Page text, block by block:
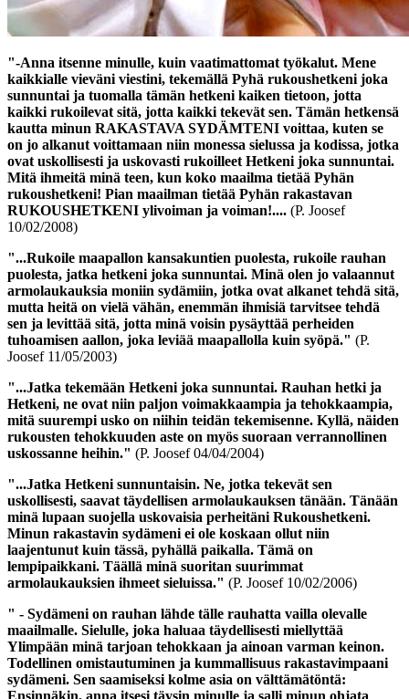
"-Anna itsenne minulle, kuin vaatimattomat työkalut. Mene
kaikkialle vieväni viestini, tekemällä Pyhä rukoushetkeni joka
sunnuntai ja tuomalla tämän hetkeni kaiken tietoon, jotta
kaikki rukoilevat sitä, jotta kaikki tekevät sen. Tämän hetkensä
kautta minun RAKASTAVA SYDÄMTENI voittaa, kuten se
on jo alkanut voittamaan niin monessa sielussa ja kodissa, jotka
ovat uskollisesti ja uskovasti rukoilleet Hetkeni joka sunnuntai.
Mitä ihmeitä minä teen, kun koko maailma tietää Pyhän
rukoushetkeni! Pian maailman tietää Pyhän rakastavan
RUKOUSHETKENI ylivoiman ja voiman!.... (P. Joosef
10/02/2008)
"...Rukoile maapallon kansakuntien puolesta, rukoile rauhan
puolesta, jatka hetkeni joka sunnuntai. Minä olen jo valaannut
armolaukauksia moniin sydämiin, jotka ovat alkanet tehdä sitä,
mutta heitä on vielä vähän, enemmän ihmisiä tarvitsee tehdä
sen ja levittää sitä, jotta minä voisin pysäyttää perheiden
tuhoamisen aallon, joka leviää maapallolla kuin syöpä." (P.
Joosef 11/05/2003)
"...Jatka tekemään Hetkeni joka sunnuntai. Rauhan hetki ja
Hetkeni, ne ovat niin paljon voimakkaampia ja tehokkaampia,
mitä suurempi usko on niihin teidän tekemisenne. Kyllä, näiden
rukousten tehokkuuden aste on myös suoraan verrannollinen
uskossanne heihin." (P. Joosef 04/04/2004)
"...Jatka Hetkeni sunnuntaisin. Ne, jotka tekevät sen
uskollisesti, saavat täydellisen armolaukauksen tänään. Tänään
minä lupaan suojella uskovaisia perheitäni Rukoushetkeni.
Minun rakastavin sydämeni ei ole koskaan ollut niin
laajentunut kuin tässä, pyhällä paikalla. Tämä on
lempipaikkani. Täällä minä suoritan suurimmat
armolaukauksien ihmeet sieluissa." (P. Joosef 10/02/2006)
" - Sydämeni on rauhan lähde tälle rauhatta vailla olevalle
maailmalle. Sielulle, joka haluaa täydellisesti miellyttää
Ylimpään minä tarjoan tehokkaan ja ainoan varman keinon.
Todellinen omistautuminen ja kummallisuus rakastavimpaani
sydämeni. Sen saamiseksi kolme asia on välttämätöntä: